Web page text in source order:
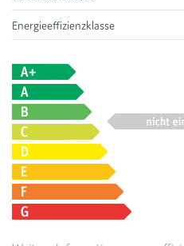
Energieeffizienzklasse